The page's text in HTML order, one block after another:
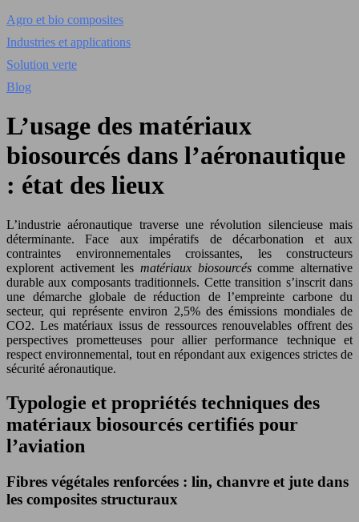
Agro et bio composites
Industries et applications
Solution verte
Blog
L’usage des matériaux
biosourcés dans l’aéronautique
: état des lieux
L’industrie aéronautique traverse une révolution silencieuse mais
déterminante. Face aux impératifs de décarbonation et aux
contraintes environnementales croissantes, les constructeurs
explorent activement les matériaux biosourcéscomme alternative
durable aux composants traditionnels. Cette transition s’inscrit dans
une démarche globale de réduction de l’empreinte carbone du
secteur, qui représente environ 2,5% des émissions mondiales de
CO2. Les matériaux issus de ressources renouvelables offrent des
perspectives prometteuses pour allier performance technique et
respect environnemental, tout en répondant aux exigences strictes de
sécurité aéronautique.
Typologie et propriétés techniques des
matériaux biosourcés certifiés pour
l’aviation
Fibres végétales renforcées : lin, chanvre et jute dans
les composites structuraux